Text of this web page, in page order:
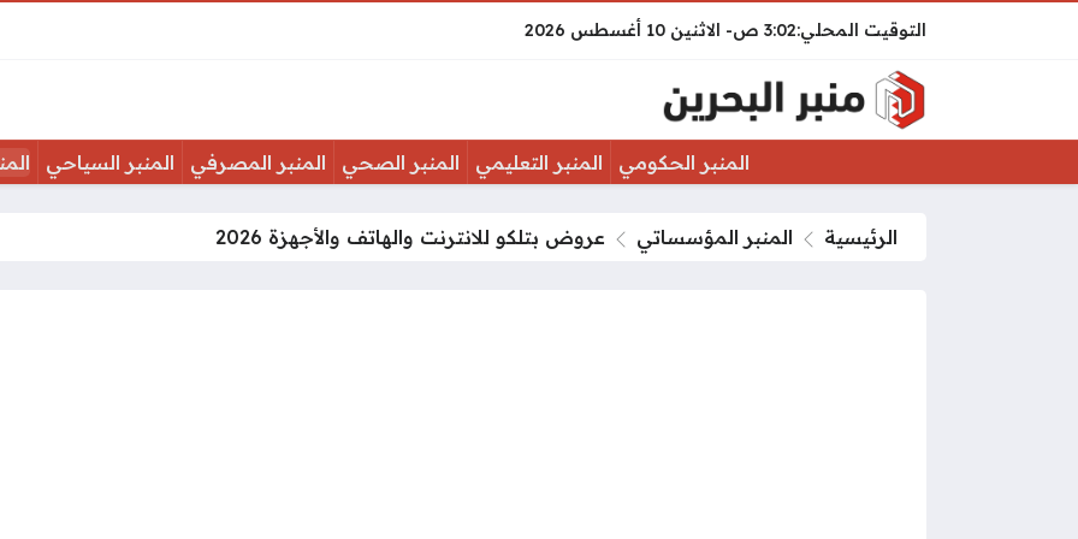
3:02 ص الاثنين 10 أغسطس 2026
المنبر الحكومي المنبر التعليمي المنبر الصحي المنبر المصرفي المنبر السياحي
الرئيسية المنبر المؤسساتي عروض بتلكو للانترنت والهاتف والأجهزة 2026